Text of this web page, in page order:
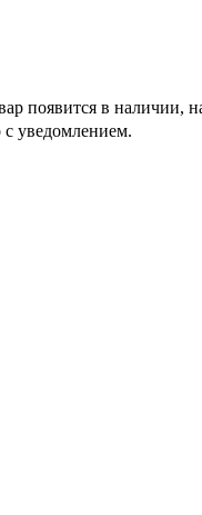
появится в наличии,
уведомлением.